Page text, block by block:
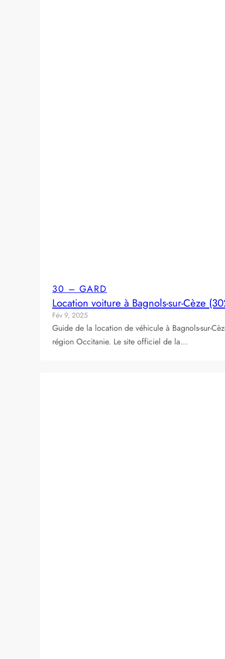
30 – GARD
Location voiture à Bagnols-sur-Cèze
Fév 9, 2025
Guide de la location de véhicule à Bagnols-sur-
région Occitanie. Le site officiel de la…